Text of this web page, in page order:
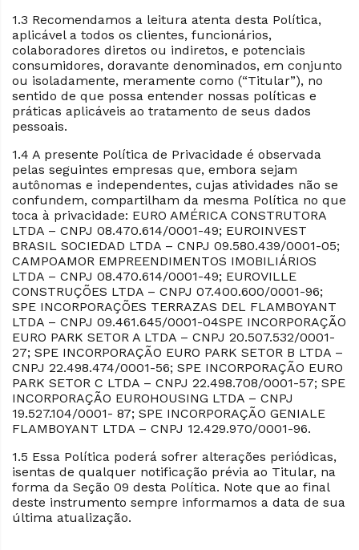
1.3 Recomendamos a leitura atenta desta Política,
aplicável a todos os clientes, funcionários,
colaboradores diretos ou indiretos, e potenciais
consumidores, doravante denominados, em conjunto
ou isoladamente, meramente como (“Titular”), no
sentido de que possa entender nossas políticas e
práticas aplicáveis ao tratamento de seus dados
pessoais.
1.4 A presente Política de Privacidade é observada
pelas seguintes empresas que, embora sejam
autônomas e independentes, cujas atividades não se
confundem, compartilham da mesma Política no que
toca à privacidade: EURO AMÉRICA CONSTRUTORA
LTDA – CNPJ 08.470.614/0001-49; EUROINVEST
BRASIL SOCIEDAD LTDA – CNPJ 09.580.439/0001-05;
CAMPOAMOR EMPREENDIMENTOS IMOBILIÁRIOS
LTDA – CNPJ 08.470.614/0001-49; EUROVILLE
CONSTRUÇÕES LTDA – CNPJ 07.400.600/0001-96;
SPE INCORPORAÇÕES TERRAZAS DEL FLAMBOYANT
LTDA – CNPJ 09.461.645/0001-04SPE INCORPORAÇÃO
EURO PARK SETOR A LTDA – CNPJ 20.507.532/0001-
27; SPE INCORPORAÇÃO EURO PARK SETOR B LTDA –
CNPJ 22.498.474/0001-56; SPE INCORPORAÇÃO EURO
PARK SETOR C LTDA – CNPJ 22.498.708/0001-57; SPE
INCORPORAÇÃO EUROHOUSING LTDA – CNPJ
19.527.104/0001- 87; SPE INCORPORAÇÃO GENIALE
FLAMBOYANT LTDA – CNPJ 12.429.970/0001-96.
1.5 Essa Política poderá sofrer alterações periódicas,
isentas de qualquer notificação prévia ao Titular, na
forma da Seção 09 desta Política. Note que ao final
deste instrumento sempre informamos a data de sua
última atualização.